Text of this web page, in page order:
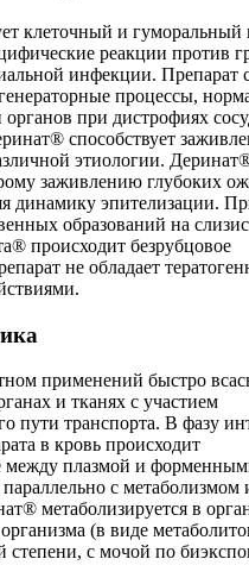
клеточный и гуморальный
реакции против
инфекции. Препарат
процессы,
органов при дистрофиях
способствует
этиологии.
заживлению глубоких
динамику эпителизации.
образований на
происходит безрубцовое
не обладает
применений быстро
и тканях с участием
пути транспорта. В фазу
в кровь происходит
между плазмой и
с метаболизмом
метаболизируется в
(в виде
степени, с мочой по